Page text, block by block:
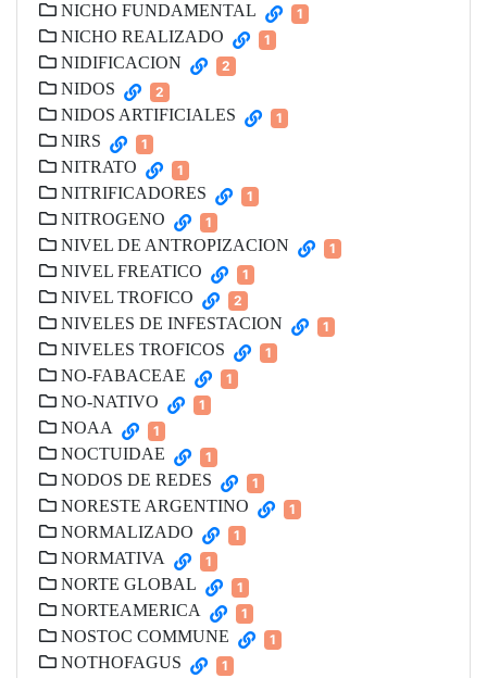
NICHO FUNDAMENTAL 1
NICHO REALIZADO 1
NIDIFICACION 2
NIDOS 2
NIDOS ARTIFICIALES 1
NIRS 1
NITRATO 1
NITRIFICADORES 1
NITROGENO 1
NIVEL DE ANTROPIZACION 1
NIVEL FREATICO 1
NIVEL TROFICO 2
NIVELES DE INFESTACION 1
NIVELES TROFICOS 1
NO-FABACEAE 1
NO-NATIVO 1
NOAA 1
NOCTUIDAE 1
NODOS DE REDES 1
NORESTE ARGENTINO 1
NORMALIZADO 1
NORMATIVA 1
NORTE GLOBAL 1
NORTEAMERICA 1
NOSTOC COMMUNE 1
NOTHOFAGUS 1